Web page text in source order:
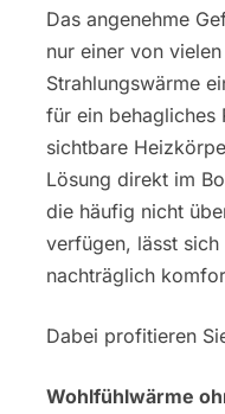
Das angenehme
nur einer von
Strahlungswärme
für ein behagliches
sichtbare
Lösung direkt im
die häufig nicht
verfügen, lässt
nachträglich
Dabei profitieren
Wohlfühlwärme